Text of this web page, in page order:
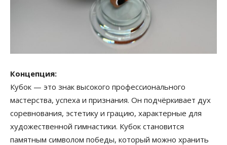
Концепция:
Кубок — это знак высокого профессионального
мастерства, успеха и признания. Он подчёркивает дух
соревнования, эстетику и грацию, характерные для
художественной гимнастики. Кубок становится
памятным символом победы, который можно хранить